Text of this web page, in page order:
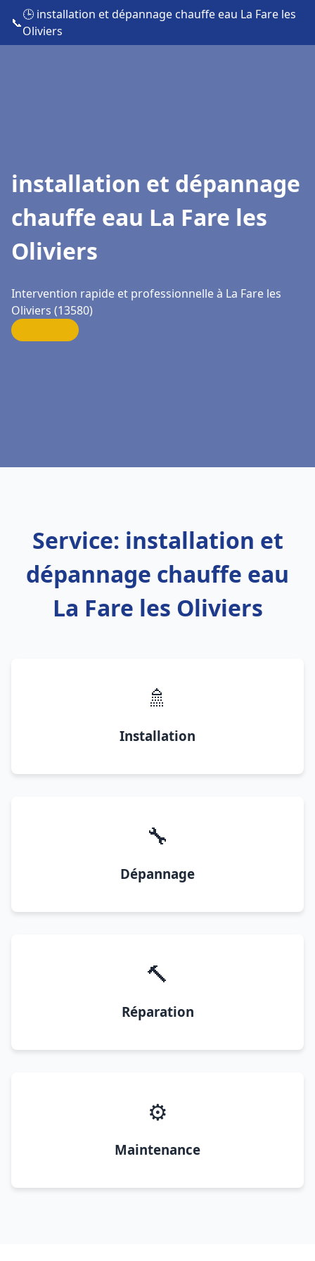
📞
🕒 installation et dépannage chauffe eau La Fare les
Oliviers
installation et dépannage
chauffe eau La Fare les
Oliviers
Intervention rapide et professionnelle à La Fare les
Oliviers (13580)
Service: installation et
dépannage chauffe eau
La Fare les Oliviers
🚿
Installation
🔧
Dépannage
🔨
Réparation
⚙️
Maintenance